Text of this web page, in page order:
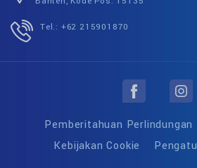
Tel.: +62 215901870
Pemberitahuan Perlindungan
Kebijakan Cookie